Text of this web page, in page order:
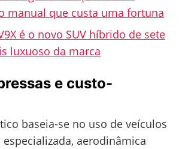
manual que custa uma fortuna
é o novo SUV híbrido de sete
luxuoso da marca
e custo-
baseia-se no uso de veículos
aerodinâmica